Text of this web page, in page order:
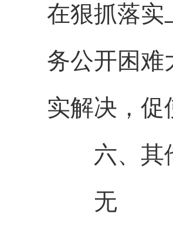
在狠抓落实
务公开困难
实解决，促
六、其
无